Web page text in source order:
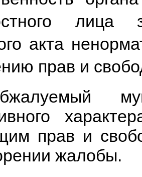
лица
акта
прав и
прав и
жалобы.